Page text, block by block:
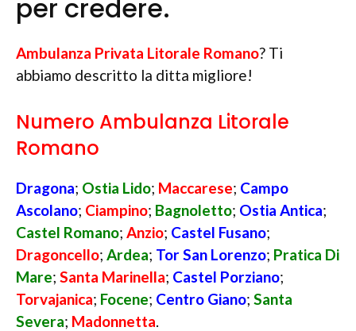
per credere.
Ambulanza Privata Litorale Romano? Ti
abbiamo descritto la ditta migliore!
Numero Ambulanza Litorale
Romano
Dragona; Ostia Lido; Maccarese; Campo
Ascolano; Ciampino; Bagnoletto; Ostia Antica;
Castel Romano; Anzio; Castel Fusano;
Dragoncello; Ardea; Tor San Lorenzo; Pratica Di
Mare; Santa Marinella; Castel Porziano;
Torvajanica; Focene; Centro Giano; Santa
Severa; Madonnetta.